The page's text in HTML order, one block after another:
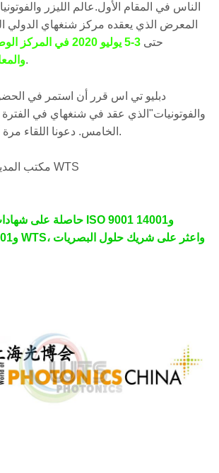
الناس في المقام الأول.عالم الليزر
المعرض الذي يعقده مركز شنغهاي الدولي
حتى
3-5 يوليو 2020 في
.
دبليو تي اس قرر أن استمر في
والفوتونيات"الذي عقد في شنغهاي في الفترة من 3
الخامس. دعونا اللقاء مرة أخرى في يوليو.
مكتب المدير العام لشركة WTS